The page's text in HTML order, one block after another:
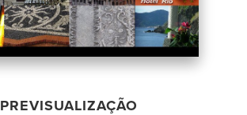
PREVISUALIZAÇÃO